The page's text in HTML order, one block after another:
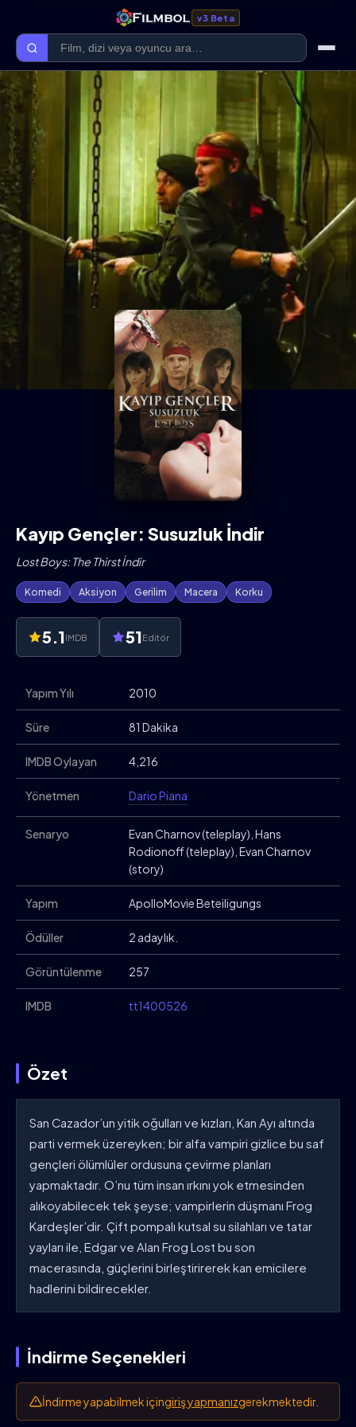
v3 Beta
Ana Sayfa
Forum
Kategoriler
Film Kategorileri
Dizi Kategorileri
Giriş Yap
Kayıp Gençler: Susuzluk İndir
Lost Boys: The Thirst İndir
Komedi Aksiyon Gerilim Macera Korku
5.1 IMDB 51 Editör
Yapım Yılı 2010
Süre 81 Dakika
IMDB Oylayan 4,216
Yönetmen Dario Piana
Senaryo
Evan Charnov (teleplay), Hans
Rodionoff (teleplay), Evan Charnov
(story)
Yapım ApolloMovie Beteiligungs
Ödüller 2 adaylık.
Görüntülenme 257
IMDB tt1400526
Özet
San Cazador’un yitik oğulları ve kızları, Kan Ayı altında
parti vermek üzereyken; bir alfa vampiri gizlice bu saf
gençleri ölümlüler ordusuna çevirme planları
yapmaktadır. O’nu tüm insan ırkını yok etmesinden
alıkoyabilecek tek şeyse; vampirlerin düşmanı Frog
Kardeşler’dir. Çift pompalı kutsal su silahları ve tatar
yayları ile, Edgar ve Alan Frog Lost bu son
macerasında, güçlerini birleştirirerek kan emicilere
hadlerini bildirecekler.
İndirme Seçenekleri
İndirme yapabilmek içingiriş yapmanızgerekmektedir.